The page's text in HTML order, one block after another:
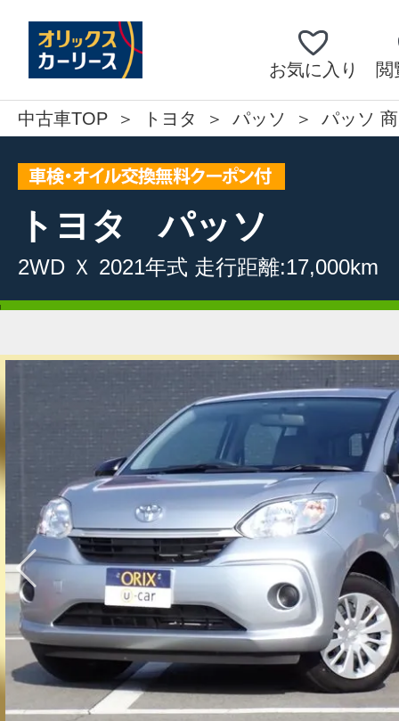
お気に入り 閲
中古車TOP トヨタ パッソ パッソ
トヨタ パッソ
2WD Ｘ 2021年式 走行距離:17,000km